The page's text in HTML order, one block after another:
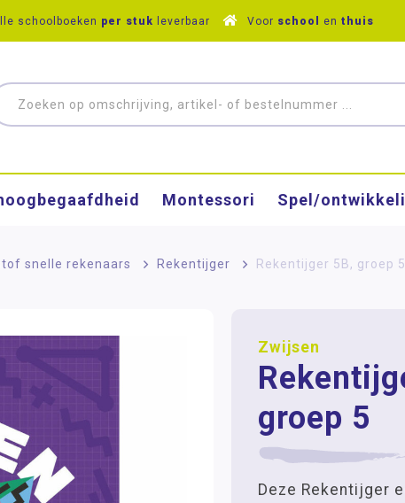
schoolboeken per stuk leverbaar Voor school en thuis
Montessori Spel/
snelle rekenaars > Rekentijger > Rekentijger 5B, groep 5
Zwijsen
groep 5
Deze Rekentijger